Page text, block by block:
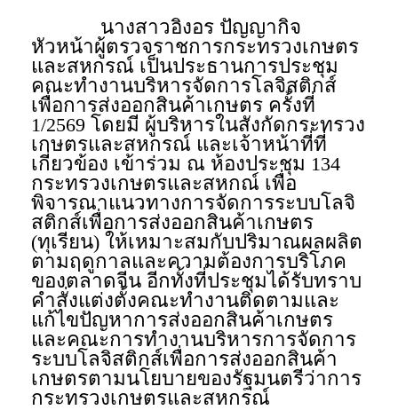
นางสาวอิงอร ปัญญากิจ
หัวหน้าผู้ตรวจราชการกระทรวงเกษตร
และสหกรณ์ เป็นประธานการประชุม
คณะทำงานบริหารจัดการโลจิสติกส์
เพื่อการส่งออกสินค้าเกษตร ครั้งที่
1/2569 โดยมี ผู้บริหารในสังกัดกระทรวง
เกษตรและสหกรณ์ และเจ้าหน้าที่ที่
เกี่ยวข้อง เข้าร่วม ณ ห้องประชุม 134
กระทรวงเกษตรและสหกณ์ เพื่อ
พิจารณาแนวทางการจัดการระบบโลจิ
สติกส์เพื่อการส่งออกสินค้าเกษตร
(ทุเรียน) ให้เหมาะสมกับปริมาณผลผลิต
ตามฤดูกาลและความต้องการบริโภค
ของตลาดจีน อีกทั้งที่ประชุมได้รับทราบ
คำสั่งแต่งตั้งคณะทำงานติดตามและ
แก้ไขปัญหาการส่งออกสินค้าเกษตร
และคณะการทำงานบริหารการจัดการ
ระบบโลจิสติกส์เพื่อการส่งออกสินค้า
เกษตรตามนโยบายของรัฐมนตรีว่าการ
กระทรวงเกษตรและสหกรณ์